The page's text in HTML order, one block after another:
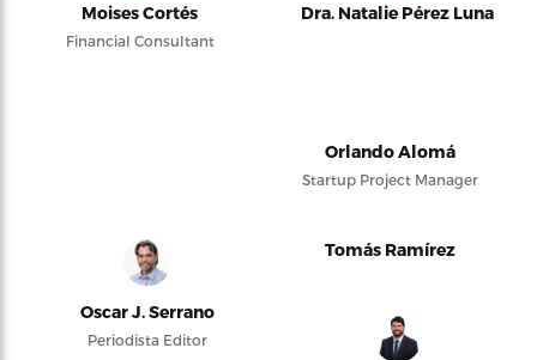
Moises Cortés
Financial Consultant
Dra. Natalie Pérez Luna
Orlando Alomá
Startup Project Manager
Oscar J. Serrano
Periodista Editor
Tomás Ramírez